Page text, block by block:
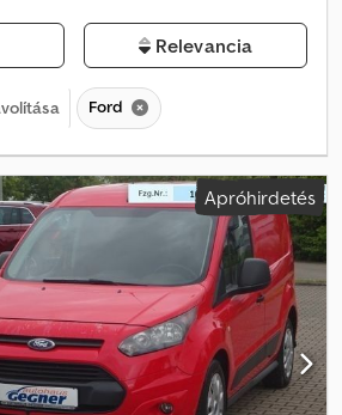
Relevancia
Ford
Apróhirdetés